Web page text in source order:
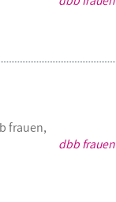
dbb frauen
frauen,